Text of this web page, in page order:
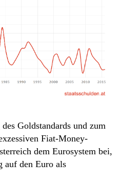
Goldstandards und zum
Fiat-Money-
dem Eurosystem bei,
auf den Euro als